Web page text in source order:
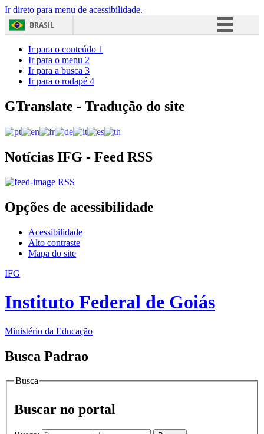
Ir direto para menu de acessibilidade.
BRASIL
Acesso à informação
Ir para o conteúdo 1
Ir para o menu 2
Ir para a busca 3
Ir para o rodapé 4
GTranslate - Tradução do site
Notícias IFG - Feed RSS
RSS
Opções de acessibilidade
Acessibilidade
Alto contraste
Mapa do site
IFG
Instituto Federal de Goiás
Ministério da Educação
Busca Padrao
Busca
Buscar no portal